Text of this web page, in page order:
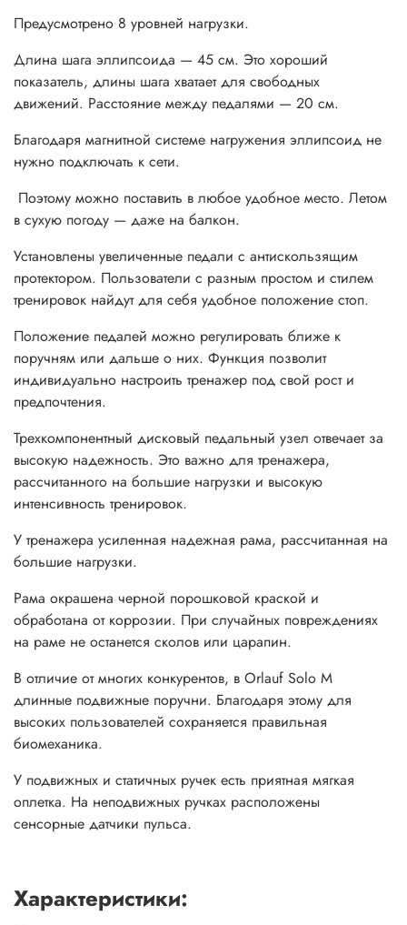
Предусмотрено 8 уровней нагрузки.
Длина шага эллипсоида — 45 см. Это хороший
показатель, длины шага хватает для свободных
движений. Расстояние между педалями — 20 см.
Благодаря магнитной системе нагружения эллипсоид не
нужно подключать к сети.
Поэтому можно поставить в любое удобное место. Летом
в сухую погоду — даже на балкон.
Установлены увеличенные педали с антискользящим
протектором. Пользователи с разным простом и стилем
тренировок найдут для себя удобное положение стоп.
Положение педалей можно регулировать ближе к
поручням или дальше о них. Функция позволит
индивидуально настроить тренажер под свой рост и
предпочтения.
Трехкомпонентный дисковый педальный узел отвечает за
высокую надежность. Это важно для тренажера,
рассчитанного на большие нагрузки и высокую
интенсивность тренировок.
У тренажера усиленная надежная рама, рассчитанная на
большие нагрузки.
Рама окрашена черной порошковой краской и
обработана от коррозии. При случайных повреждениях
на раме не останется сколов или царапин.
В отличие от многих конкурентов, в Orlauf Solo M
длинные подвижные поручни. Благодаря этому для
высоких пользователей сохраняется правильная
биомеханика.
У подвижных и статичных ручек есть приятная мягкая
оплетка. На неподвижных ручках расположены
сенсорные датчики пульса.
Характеристики: